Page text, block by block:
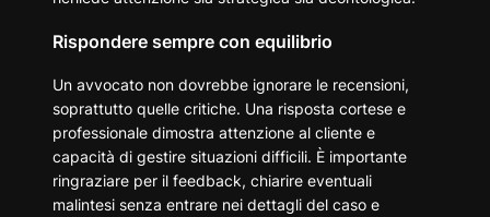
Rispondere sempre con equilibrio
Un avvocato non dovrebbe ignorare le recensioni,
soprattutto quelle critiche. Una risposta cortese e
professionale dimostra attenzione al cliente e
capacità di gestire situazioni difficili. È importante
ringraziare per il feedback, chiarire eventuali
malintesi senza entrare nei dettagli del caso e